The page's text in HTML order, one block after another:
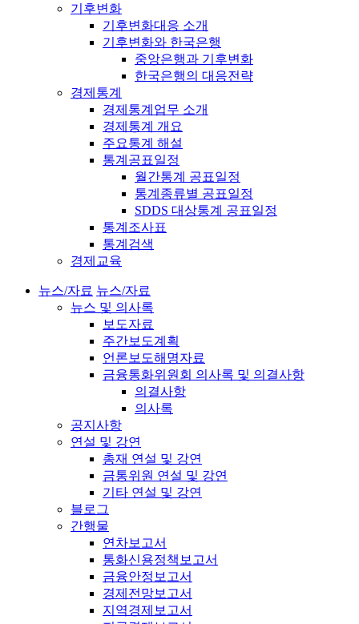
기후변화
기후변화대응 소개
기후변화와 한국은행
중앙은행과 기후변화
한국은행의 대응전략
경제통계
경제통계업무 소개
경제통계 개요
주요통계 해설
통계공표일정
월간통계 공표일정
통계종류별 공표일정
SDDS 대상통계 공표일정
통계조사표
통계검색
경제교육
뉴스/자료 뉴스/자료
뉴스 및 의사록
보도자료
주간보도계획
언론보도해명자료
금융통화위원회 의사록 및 의결사항
의결사항
의사록
공지사항
연설 및 강연
총재 연설 및 강연
금통위원 연설 및 강연
기타 연설 및 강연
블로그
간행물
연차보고서
통화신용정책보고서
금융안정보고서
경제전망보고서
지역경제보고서